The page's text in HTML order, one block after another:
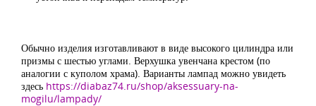
Обычно изделия изготавливают в виде высокого цилиндра или
призмы с шестью углами. Верхушка увенчана крестом (по
аналогии с куполом храма). Варианты лампад можно увидеть
здесь https://diabaz74.ru/shop/aksessuary-na-
mogilu/lampady/